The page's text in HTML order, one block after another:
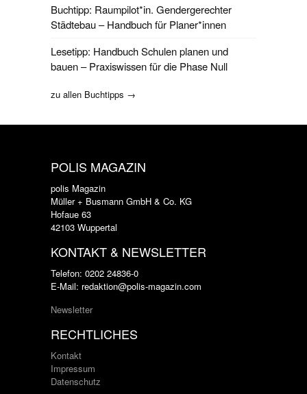
Buchtipp: Raumpilot*in. Gendergerechter
Städtebau – Handbuch für Planer*innen
Lesetipp: Handbuch Schulen planen und
bauen – Praxiswissen für die Phase Null
zu allen Buchtipps →
POLIS MAGAZIN
polis Magazin
Müller + Busmann GmbH & Co. KG
Hofaue 63
42103 Wuppertal
KONTAKT & NEWSLETTER
Telefon: 0202 24836-0
E-Mail: redaktion@polis-magazin.com
Newsletter
RECHTLICHES
Kontakt
Impressum
Datenschutz